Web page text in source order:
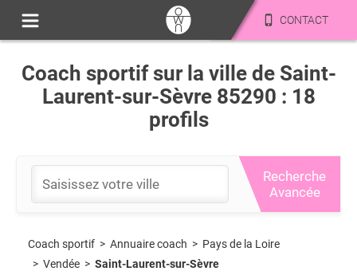
CONTACT
Coach sportif sur la ville de Saint-
Laurent-sur-Sèvre 85290 : 18
profils
Recherche
Avancée
Coach sportif > Annuaire coach > Pays de la Loire
> Vendée > Saint-Laurent-sur-Sèvre